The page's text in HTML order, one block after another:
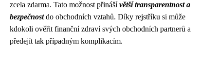
zcela zdarma. Tato možnost přinášívětší transparentnost a
bezpečnostdo obchodních vztahů. Díky rejstříku si může
kdokoli ověřit finanční zdraví svých obchodních partnerů a
předejít tak případným komplikacím.